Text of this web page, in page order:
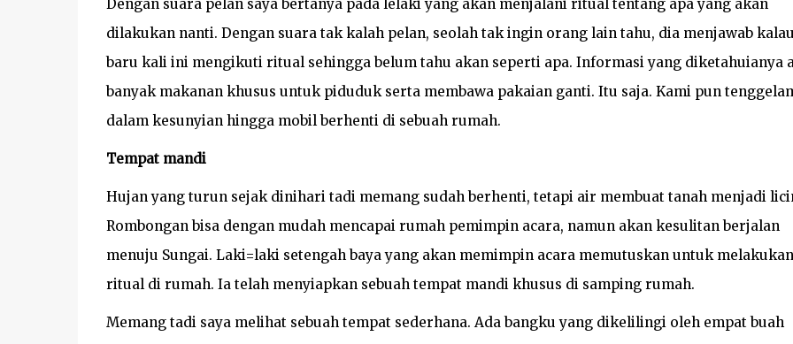
Dengan suara pelan saya bertanya pada lelaki yang akan menjalani ritual tentang apa yang akan
dilakukan nanti. Dengan suara tak kalah pelan, seolah tak ingin orang lain tahu, dia menjawab kalau
baru kali ini mengikuti ritual sehingga belum tahu akan seperti apa. Informasi yang diketahuianya
banyak makanan khusus untuk piduduk serta membawa pakaian ganti. Itu saja. Kami pun
dalam kesunyian hingga mobil berhenti di sebuah rumah.
Tempat mandi
Hujan yang turun sejak dinihari tadi memang sudah berhenti, tetapi air membuat tanah menjadi
Rombongan bisa dengan mudah mencapai rumah pemimpin acara, namun akan kesulitan berjalan
menuju Sungai. Laki=laki setengah baya yang akan memimpin acara memutuskan untuk melakukan
ritual di rumah. Ia telah menyiapkan sebuah tempat mandi khusus di samping rumah.
Memang tadi saya melihat sebuah tempat sederhana. Ada bangku yang dikelilingi oleh empat buah